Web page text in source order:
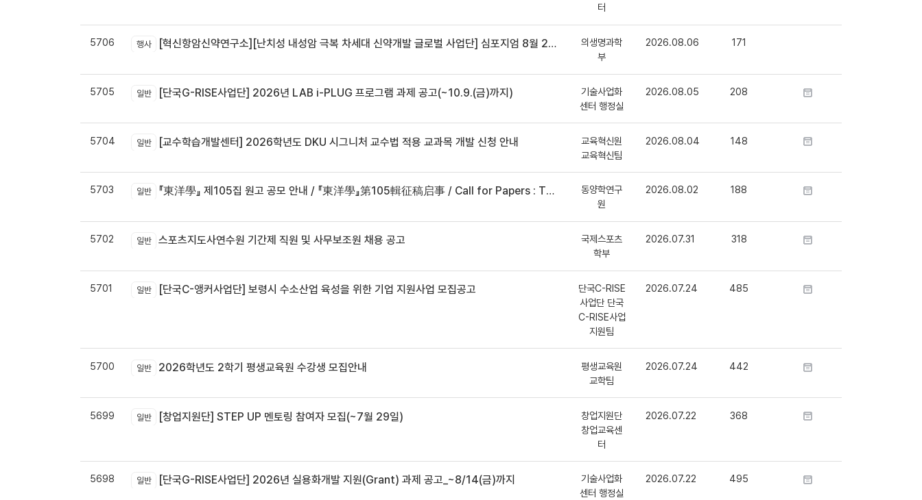
터
5706 행사 [혁신항암신약연구소][난치성 내성암 극복 차세대 신약개발 글로벌 사업단] 심포지엄 8월 24일 ~ 25일
의생명과학
부
2026.08.06 171
5705 일반 [단국G-RISE사업단] 2026년 LAB i-PLUG 프로그램 과제 공고(~10.9.(금)까지)
기술사업화
센터 행정실
2026.08.05 208
5704 일반 [교수학습개발센터] 2026학년도 DKU 시그니처 교수법 적용 교과목 개발 신청 안내
교육혁신원
교육혁신팀
2026.08.04 148
5703 일반 『東洋學』 제105집 원고 공모 안내 / 『東洋學』第105輯征稿启事 / Call for Papers : The Oriental Studies, the 105th Issue
동양학연구
원
2026.08.02 188
5702 일반 스포츠지도사연수원 기간제 직원 및 사무보조원 채용 공고
국제스포츠
학부
2026.07.31 318
5701 일반 [단국C-앵커사업단] 보령시 수소산업 육성을 위한 기업 지원사업 모집공고
단국C-RISE
사업단 단국
C-RISE사업
지원팀
2026.07.24 485
5700 일반 2026학년도 2학기 평생교육원 수강생 모집안내
평생교육원
교학팀
2026.07.24 442
5699 일반 [창업지원단] STEP UP 멘토링 참여자 모집(~7월 29일)
창업지원단
창업교육센
터
2026.07.22 368
5698 일반 [단국G-RISE사업단] 2026년 실용화개발 지원(Grant) 과제 공고_~8/14(금)까지
기술사업화
센터 행정실
2026.07.22 495